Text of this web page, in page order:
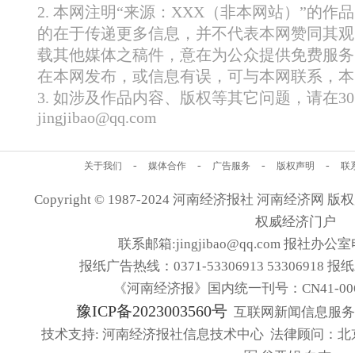
2. 本网注明“来源：XXX（非本网站）”的作
的在于传递更多信息，并不代表本网赞同其
载其他媒体之稿件，意在为公众提供免费服
在本网发布，或信息有误，可与本网联系，
3. 如涉及作品内容、版权等其它问题，请在
jingjibao@qq.com
关于我们 - 媒体合作 - 广告服务 - 版权声明 - 联
Copyright © 1987-2024 河南经济报社 河南经济网 版
权威经济门户
联系邮箱:jingjibao@qq.com 报社办公
报纸广告热线：0371-53306913 53306918 报
《河南经济报》国内统一刊号：CN41-
豫ICP备2023003560号 互联网新闻信息服
技术支持: 河南经济报社信息技术中心 法律顾问：